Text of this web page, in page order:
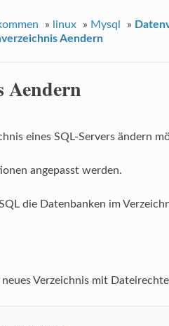
» linux » Mysql »
Aendern
Aendern
eines SQL-Servers ändern
angepasst werden.
die Datenbanken im
Verzeichnis mit